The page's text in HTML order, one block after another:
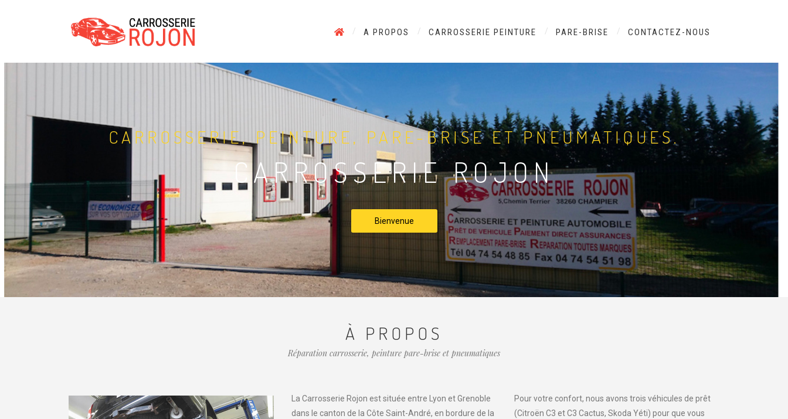
A PROPOS CARROSSERIE PEINTURE PARE-BRISE CONTACTEZ-NOUS
CARROSSERIE, PEINTURE, PARE-BRISE ET PNEUMATIQUES.
CARROSSERIE ROJON
Bienvenue
À PROPOS
Réparation carrosserie, peinture pare-brise et pneumatiques
La Carrosserie Rojon est située entre Lyon et Grenoble
dans le canton de la Côte Saint-André, en bordure de la
Pour votre confort, nous avons trois véhicules de prêt
(Citroën C3 et C3 Cactus, Skoda Yéti) pour que vous